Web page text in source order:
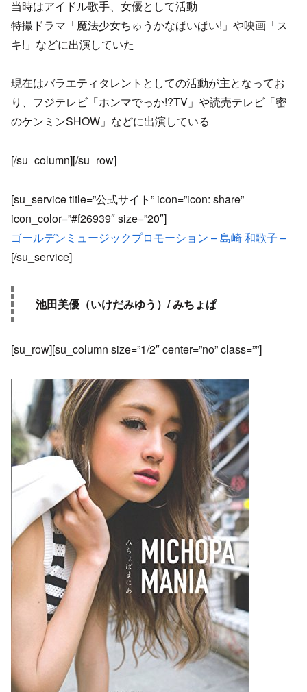
当時はアイドル歌手、女優として活動
特撮ドラマ「魔法少女ちゅうかなぱいぱい!」や映画「ス
キ!」などに出演していた
現在はバラエティタレントとしての活動が主となってお
り、フジテレビ「ホンマでっか!?TV」や読売テレビ「密
のケンミンSHOW」などに出演している
[/su_column][/su_row]
[su_service title=”公式サイト” icon=”icon: share”
icon_color=”#f26939″ size=”20″]
ゴールデンミュージックプロモーション – 島崎 和歌子 –
[/su_service]
池田美優（いけだみゆう）/ みちょぱ
[su_row][su_column size=”1/2″ center=”no” class=””]